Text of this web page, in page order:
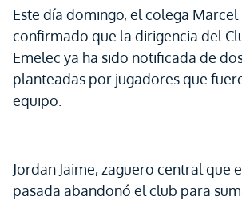
Este día domingo, el colega Marcel
confirmado que la dirigencia del
Emelec ya ha sido notificada de
planteadas por jugadores que
equipo.
Jordan Jaime, zaguero central que
pasada abandonó el club para